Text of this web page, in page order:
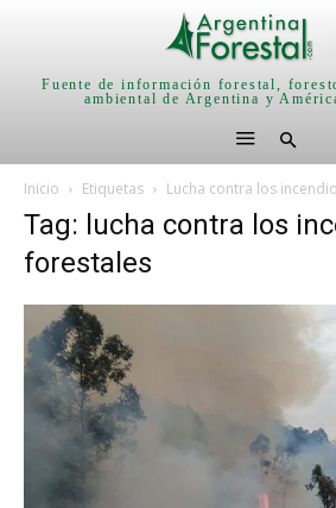
Fuente de información forestal,
ambiental de Argentina y
Inicio Etiquetas Lucha contra los
Tag: lucha contra los
forestales